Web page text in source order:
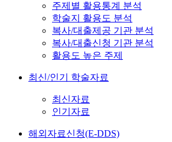
주제별 활용통계 분석
학술지 활용도 분석
복사/대출제공 기관 분석
복사/대출신청 기관 분석
활용도 높은 주제
최신/인기 학술자료
최신자료
인기자료
해외자료신청(E-DDS)